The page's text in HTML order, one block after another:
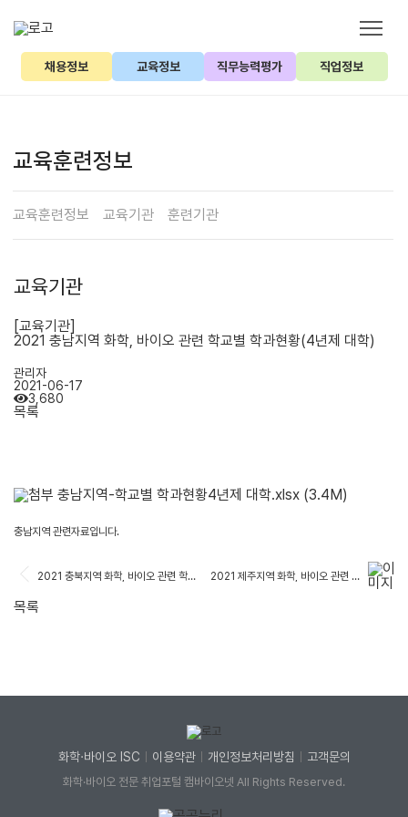
채용정보 교육정보 직무능력평가 직업정보
교육훈련정보
교육훈련정보 교육기관 훈련기관
교육기관
[교육기관]
2021 충남지역 화학, 바이오 관련 학교별 학과현황(4년제 대학)
관리자
2021-06-17
3,680
목록
충남지역-학교별 학과현황4년제 대학.xlsx (3.4M)
충남지역 관련자료입니다.
2021 충북지역 화학, 바이오 관련 학교별 학과현황(4년제 대학) 2021 제주지역 화학, 바이오 관련 학교별 학과현황(4년제 대학)
목록
화학·바이오 ISC 이용약관 개인정보처리방침 고객문의
화학·바이오 전문 취업포털 캠바이오넷 All Rights Reserved.